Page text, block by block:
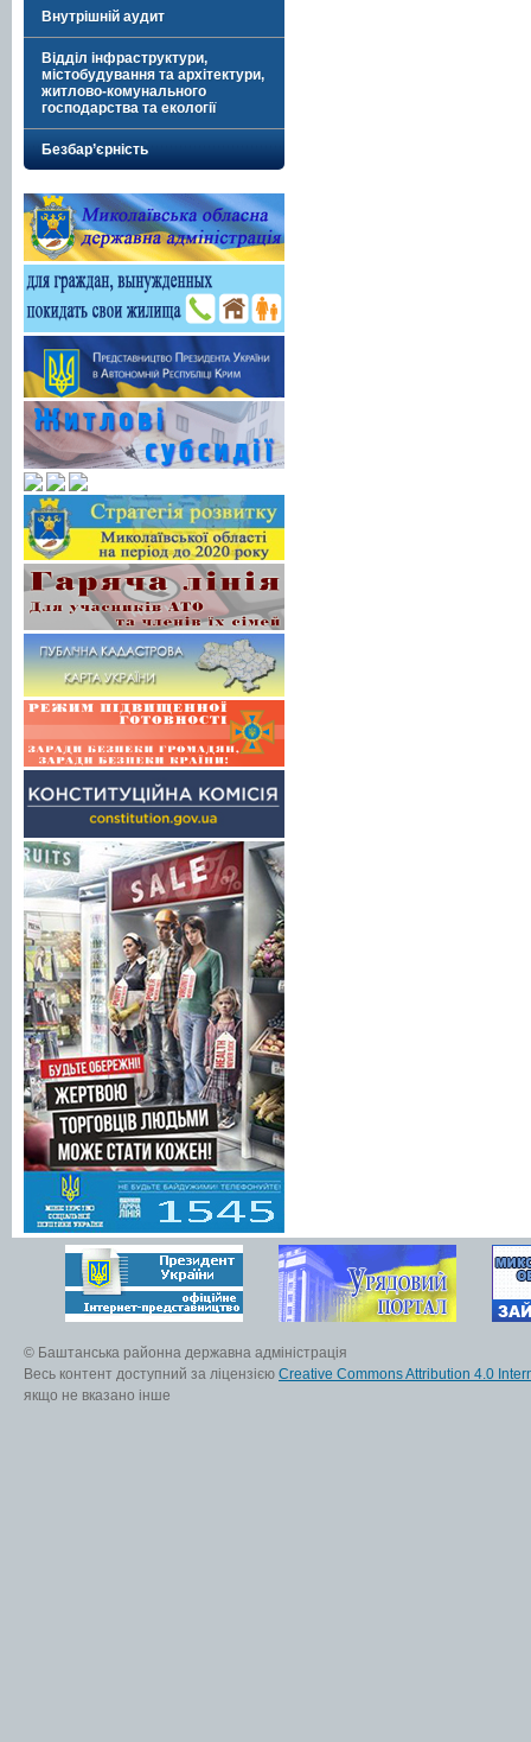
Внутрішній аудит
Відділ інфраструктури,
містобудування та архітектури,
житлово-комунального
господарства та екології
Безбар’єрність
© Баштанська районна державна адміністрація
Весь контент доступний за ліцензією Creative Commons Attribution 4.0
якщо не вказано інше